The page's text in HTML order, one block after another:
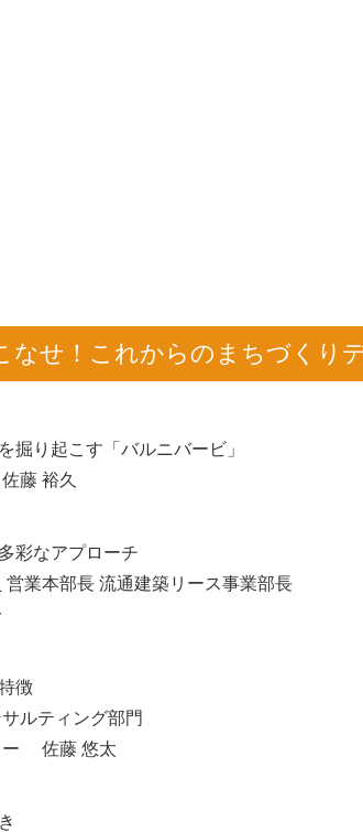
なせ！これからのまちづくり
掘り起こす「バルニバービ」
藤 裕久
彩なアプローチ
役員 営業本部長 流通建築リース事業
徴
ルティング部門
ー 佐藤 悠太